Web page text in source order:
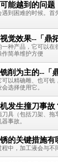
能越到的问题
到困难的时候。首
觉效果--「鼎
种产品，它可以在
简单维护方便
削为主的--「
以精确雕、也可
选择使用它。
发生撞刀事故
具（包括刀架、
事故。
的关键措施有
中，加工液会与不